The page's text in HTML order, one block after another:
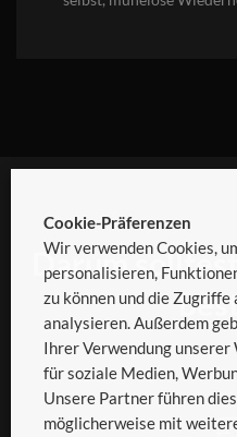
Darum
Cookie-Präferenzen
Wir verwenden Cookies,
personalisieren,
zu können und die
analysieren. Außerdem
Ihrer Verwendung
für soziale Medien,
Unsere Partner führen
möglicherweise mit